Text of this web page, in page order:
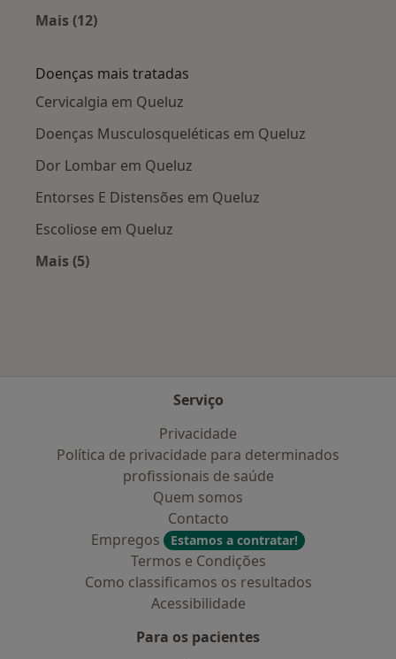
Mais (12)
Doenças mais tratadas
Cervicalgia em Queluz
Doenças Musculosqueléticas em Queluz
Dor Lombar em Queluz
Entorses E Distensões em Queluz
Escoliose em Queluz
Mais (5)
Serviço
Privacidade
Política de privacidade para determinados
profissionais de saúde
Quem somos
Contacto
Empregos
Estamos a contratar!
Termos e Condições
Como classificamos os resultados
Acessibilidade
Para os pacientes